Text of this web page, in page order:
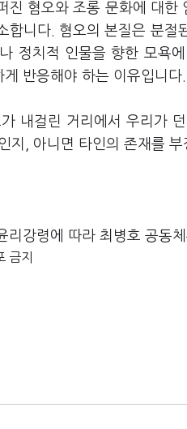
진 혐오와 조롱 문화에 대
합니다. 혐오의 본질은 분절
정치적 인물을 향한 모욕
반응해야 하는 이유입니다.
가 내걸린 거리에서 우리가
지, 아니면 타인의 존재를
강령에 따라 최병호 공동
금지